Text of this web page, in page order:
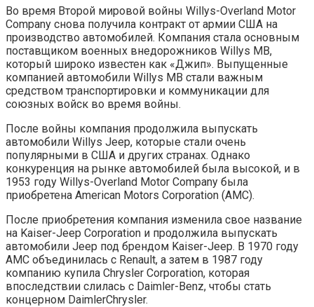
Во время Второй мировой войны Willys-Overland Motor
Company снова получила контракт от армии США на
производство автомобилей. Компания стала основным
поставщиком военных внедорожников Willys MB,
который широко известен как «Джип». Выпущенные
компанией автомобили Willys MB стали важным
средством транспортировки и коммуникации для
союзных войск во время войны.
После войны компания продолжила выпускать
автомобили Willys Jeep, которые стали очень
популярными в США и других странах. Однако
конкуренция на рынке автомобилей была высокой, и в
1953 году Willys-Overland Motor Company была
приобретена American Motors Corporation (AMC).
После приобретения компания изменила свое название
на Kaiser-Jeep Corporation и продолжила выпускать
автомобили Jeep под брендом Kaiser-Jeep. В 1970 году
AMC объединилась с Renault, а затем в 1987 году
компанию купила Chrysler Corporation, которая
впоследствии слилась с Daimler-Benz, чтобы стать
концерном DaimlerChrysler.